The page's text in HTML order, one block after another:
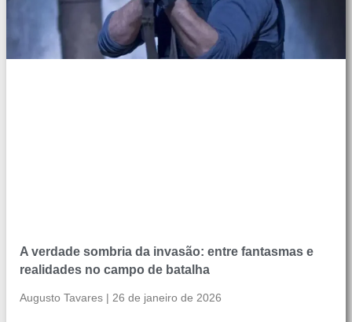
A verdade sombria da invasão: entre fantasmas e
realidades no campo de batalha
Augusto Tavares 26 de janeiro de 2026